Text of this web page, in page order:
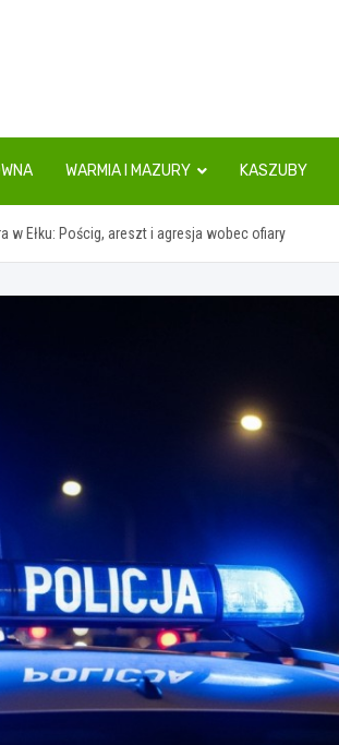
WARMIA I MAZURY KASZUBY
w Ełku: Pościg, areszt i agresja wobec ofiary